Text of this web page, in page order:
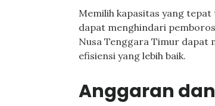
Memilih kapasitas yang
dapat menghindari
Nusa Tenggara Timur dapat
efisiensi yang lebih baik.
Anggaran